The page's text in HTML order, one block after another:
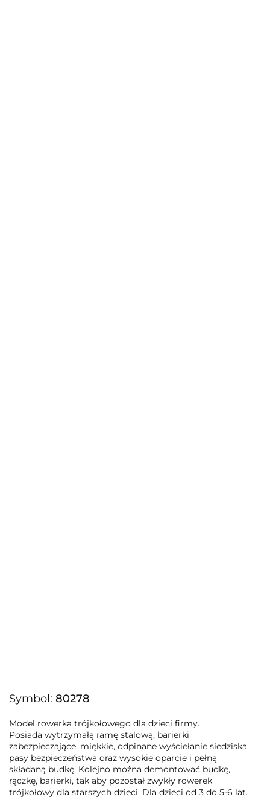
Symbol: 80278
Model rowerka trójkołowego dla dzieci firmy.
Posiada wytrzymałą ramę stalową, barierki
zabezpieczające, miękkie, odpinane wyściełanie siedziska,
pasy bezpieczeństwa oraz wysokie oparcie i pełną
składaną budkę. Kolejno można demontować budkę,
rączkę, barierki, tak aby pozostał zwykły rowerek
trójkołowy dla starszych dzieci. Dla dzieci od 3 do 5-6 lat.